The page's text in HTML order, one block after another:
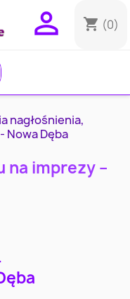
shopping_cart (0)

nagłośnienia,
Nowa Dęba
na imprezy –